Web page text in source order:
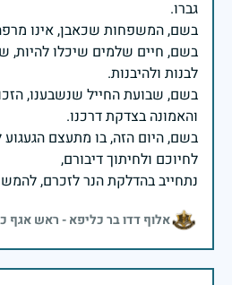
בשם, חיים שלמים שיכלו להיות,
בשם, שבועת החייל שנשבענו,
בשם, היום הזה, בו מתעצם
נתחייב בהדלקת הנר לזכרם,
אלוף דדו בר כליפא - ראש אגף